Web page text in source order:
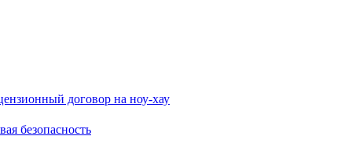
договор на ноу-хау
безопасность